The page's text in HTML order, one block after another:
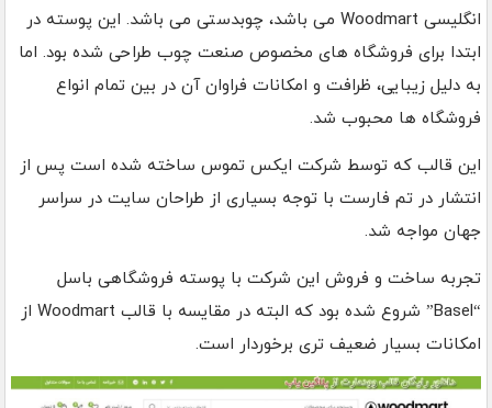
انگلیسی Woodmart می باشد، چوبدستی می باشد. این پوسته در
ابتدا برای فروشگاه های مخصوص صنعت چوب طراحی شده بود. اما
به دلیل زیبایی، ظرافت و امکانات فراوان آن در بین تمام انواع
فروشگاه ها محبوب شد.
این قالب که توسط شرکت ایکس تموس ساخته شده است پس از
انتشار در تم فارست با توجه بسیاری از طراحان سایت در سراسر
جهان مواجه شد.
تجربه ساخت و فروش این شرکت با پوسته فروشگاهی باسل
“Basel” شروع شده بود که البته در مقایسه با قالب Woodmart از
امکانات بسیار ضعیف تری برخوردار است.